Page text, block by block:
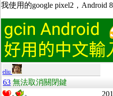
我使用的google pixel2，Android
eliu
63 無法取消關閉鍵